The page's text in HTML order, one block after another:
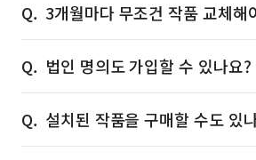
3개월마다 무조건 작품 교체해
법인 명의도 가입할 수 있나요?
설치된 작품을 구매할 수도 있